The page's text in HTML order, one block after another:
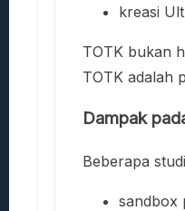
kreasi
TOTK bukan
TOTK adalah
Dampak
Beberapa
sandbox